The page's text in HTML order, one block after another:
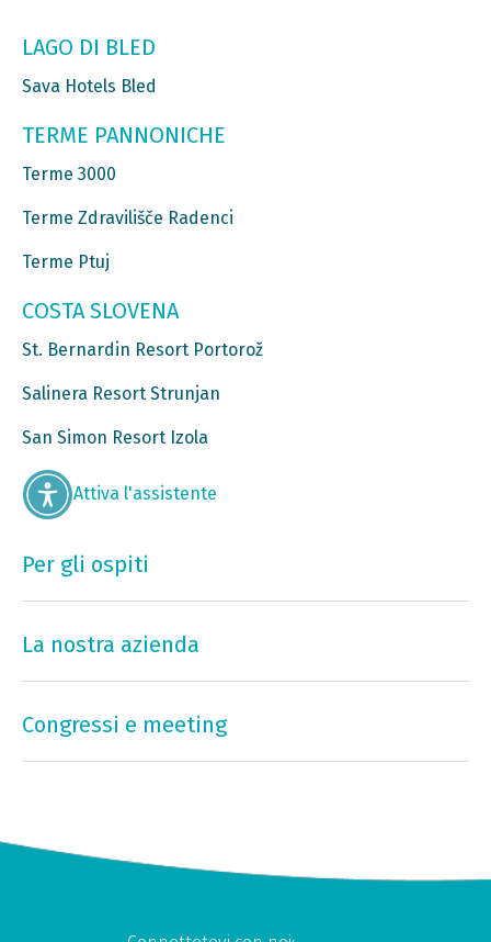
LAGO DI BLED
Sava Hotels Bled
TERME PANNONICHE
Terme 3000
Terme Zdravilišče Radenci
Terme Ptuj
COSTA SLOVENA
St. Bernardin Resort Portorož
Salinera Resort Strunjan
San Simon Resort Izola
Attiva l'assistente
Per gli ospiti
La nostra azienda
Congressi e meeting